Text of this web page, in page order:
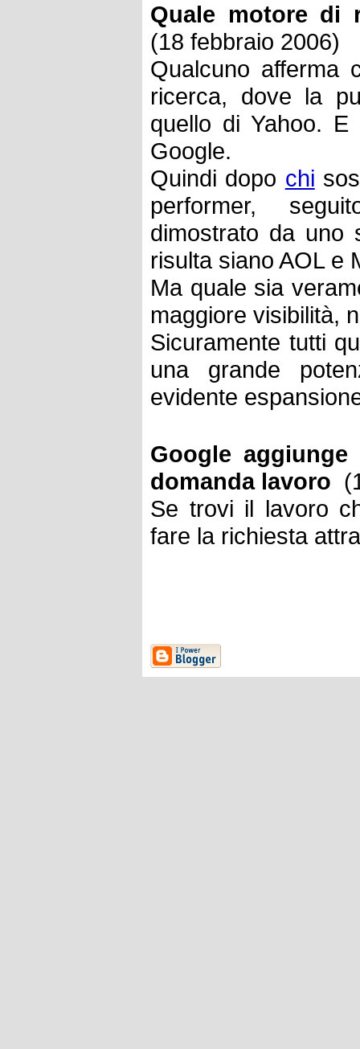
Quale motore di
(18 febbraio 2006)
Qualcuno afferma
ricerca, dove la
quello di Yahoo.
Google.
Quindi dopo chi
performer,
dimostrato da
risulta siano AOL e
Ma quale sia
maggiore visibilità,
Sicuramente tutti
una grande
evidente
Google
domanda lavoro
Se trovi il lavoro
fare la richiesta